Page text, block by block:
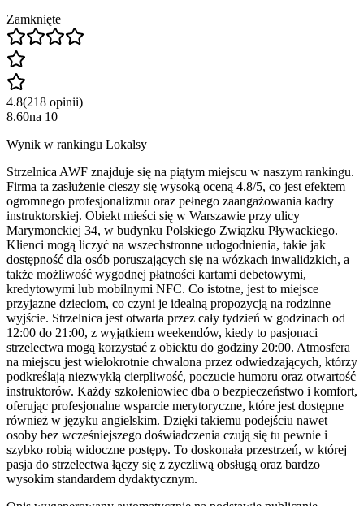
Zamknięte
4.8(218 opinii)
8.60na 10
Wynik w rankingu Lokalsy
Strzelnica AWF znajduje się na piątym miejscu w naszym rankingu.
Firma ta zasłużenie cieszy się wysoką oceną 4.8/5, co jest efektem
ogromnego profesjonalizmu oraz pełnego zaangażowania kadry
instruktorskiej. Obiekt mieści się w Warszawie przy ulicy
Marymonckiej 34, w budynku Polskiego Związku Pływackiego.
Klienci mogą liczyć na wszechstronne udogodnienia, takie jak
dostępność dla osób poruszających się na wózkach inwalidzkich, a
także możliwość wygodnej płatności kartami debetowymi,
kredytowymi lub mobilnymi NFC. Co istotne, jest to miejsce
przyjazne dzieciom, co czyni je idealną propozycją na rodzinne
wyjście. Strzelnica jest otwarta przez cały tydzień w godzinach od
12:00 do 21:00, z wyjątkiem weekendów, kiedy to pasjonaci
strzelectwa mogą korzystać z obiektu do godziny 20:00. Atmosfera
na miejscu jest wielokrotnie chwalona przez odwiedzających, którzy
podkreślają niezwykłą cierpliwość, poczucie humoru oraz otwartość
instruktorów. Każdy szkoleniowiec dba o bezpieczeństwo i komfort,
oferując profesjonalne wsparcie merytoryczne, które jest dostępne
również w języku angielskim. Dzięki takiemu podejściu nawet
osoby bez wcześniejszego doświadczenia czują się tu pewnie i
szybko robią widoczne postępy. To doskonała przestrzeń, w której
pasja do strzelectwa łączy się z życzliwą obsługą oraz bardzo
wysokim standardem dydaktycznym.